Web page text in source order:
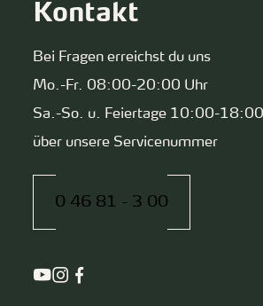
Kontakt
Bei Fragen erreichst du uns
Mo.-Fr. 08:00-20:00 Uhr
Sa.-So. u. Feiertage 10:00-
über unsere Servicenummer
0 46 81 - 3 00